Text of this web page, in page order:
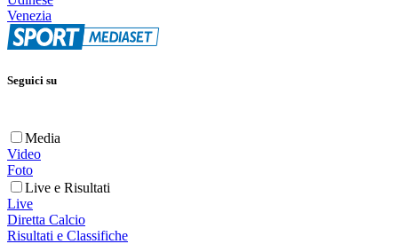
Venezia
Seguici su
Media
Video
Foto
Live e Risultati
Live
Diretta Calcio
Risultati e Classifiche